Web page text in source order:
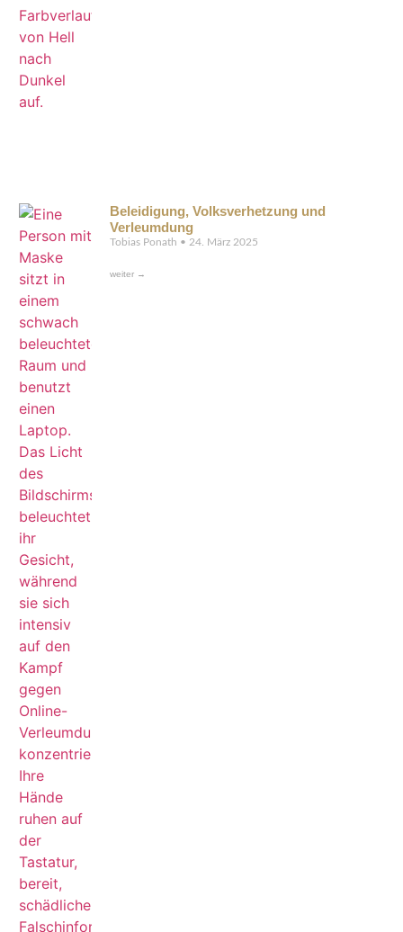
Beleidigung, Volksverhetzung und
Verleumdung
Tobias Ponath 24. März 2025
weiter →